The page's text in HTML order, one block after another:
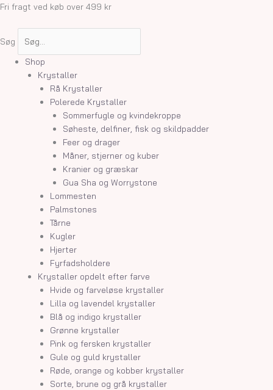
Gå
Fri fragt ved køb over 499 kr
Søg
Shop
Krystaller
Rå Krystaller
Polerede Krystaller
Sommerfugle og kvindekroppe
Søheste, delfiner, fisk og skildpadder
Feer og drager
Måner, stjerner og kuber
Kranier og græskar
Gua Sha og Worrystone
Lommesten
Palmstones
Tårne
Kugler
Hjerter
Fyrfadsholdere
Krystaller opdelt efter farve
Hvide og farveløse krystaller
Lilla og lavendel krystaller
Blå og indigo krystaller
Grønne krystaller
Pink og fersken krystaller
Gule og guld krystaller
Røde, orange og kobber krystaller
Sorte, brune og grå krystaller